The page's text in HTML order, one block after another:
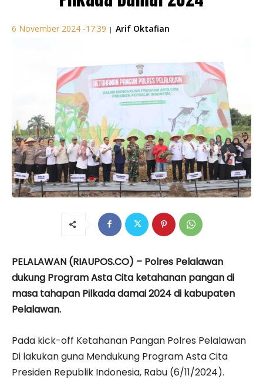
6 November 2024 -17:39 | Arif Oktafian
PELALAWAN (RIAUPOS.CO) – Polres Pelalawan
dukung Program Asta Cita ketahanan pangan di
masa tahapan Pilkada damai 2024 di kabupaten
Pelalawan.
Pada kick-off Ketahanan Pangan Polres Pelalawan
Di lakukan guna Mendukung Program Asta Cita
Presiden Republik Indonesia, Rabu (6/11/2024).